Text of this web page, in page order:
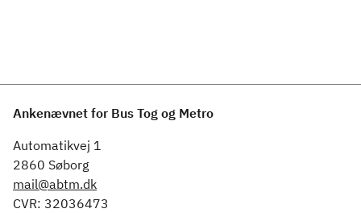
Ankenævnet for Bus Tog og Metro
Automatikvej 1
2860 Søborg
mail@abtm.dk
CVR: 32036473